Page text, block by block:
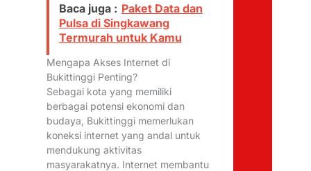
Baca juga : Paket Data dan
Pulsa di Singkawang
Termurah untuk Kamu
Mengapa Akses Internet di
Bukittinggi Penting?
Sebagai kota yang memiliki
berbagai potensi ekonomi dan
budaya, Bukittinggi memerlukan
koneksi internet yang andal untuk
mendukung aktivitas
masyarakatnya. Internet membantu